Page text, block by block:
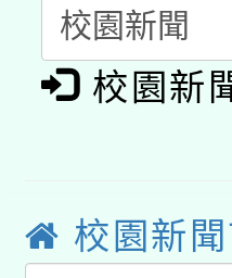
「數位
pilot」
有關大
用水績
桃園市
2026年
校園新
校園新